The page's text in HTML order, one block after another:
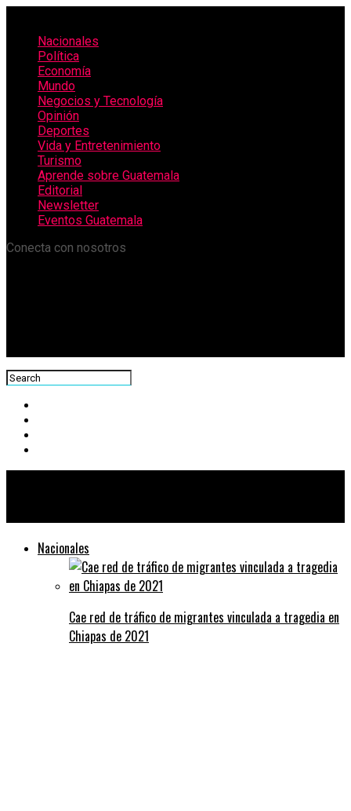
Nacionales
Política
Economía
Mundo
Negocios y Tecnología
Opinión
Deportes
Vida y Entretenimiento
Turismo
Aprende sobre Guatemala
Editorial
Newsletter
Eventos Guatemala
Conecta con nosotros
Nacionales
Cae red de tráfico de migrantes vinculada a tragedia en
Chiapas de 2021